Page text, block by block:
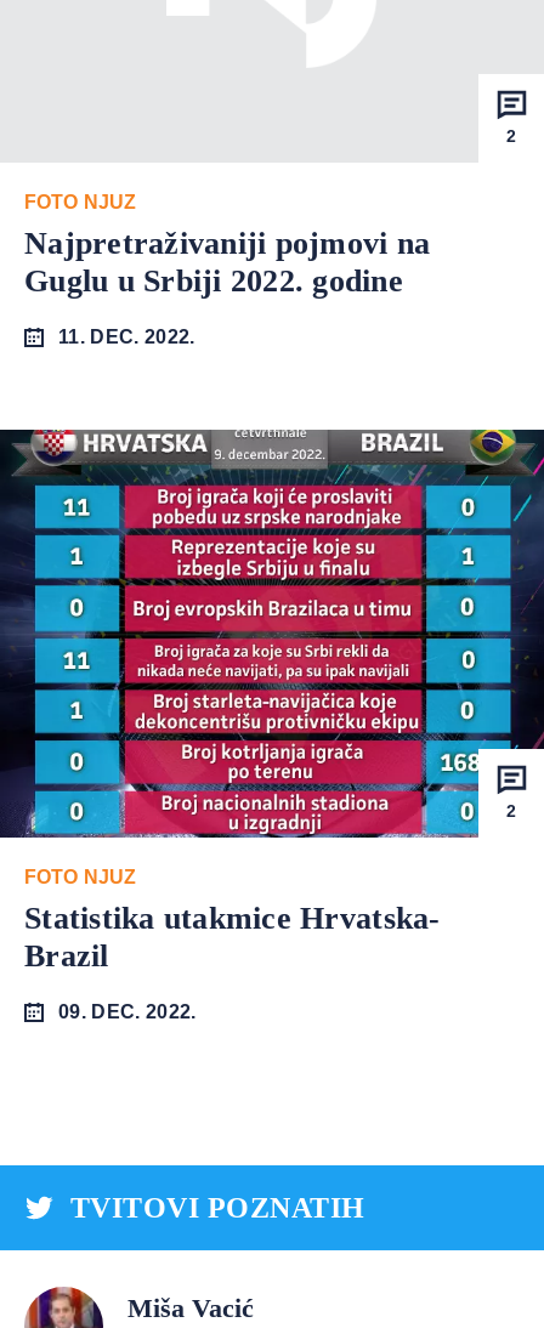
2
FOTO NJUZ
Najpretraživaniji pojmovi na
Guglu u Srbiji 2022. godine
11. DEC. 2022.
2
FOTO NJUZ
Statistika utakmice Hrvatska-
Brazil
09. DEC. 2022.
TVITOVI POZNATIH
Miša Vacić